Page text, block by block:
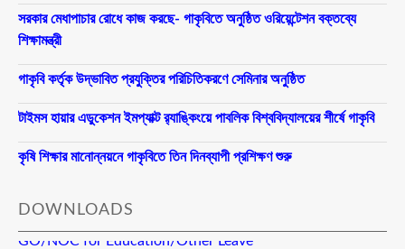
সরকার মেধাপাচার রোধে কাজ করছে- গাকৃবিতে অনুষ্ঠিত ওরিয়েন্টেশন বক্তব্যে
শিক্ষামন্ত্রী
গাকৃবি কর্তৃক উদ্ভাবিত প্রযুক্তির পরিচিতিকরণে সেমিনার অনুষ্ঠিত
টাইমস হায়ার এডুকেশন ইমপ্যাক্ট র‍্যাঙ্কিংয়ে পাবলিক বিশ্ববিদ্যালয়ের শীর্ষে গাকৃবি
কৃষি শিক্ষার মানোন্নয়নে গাকৃবিতে তিন দিনব্যাপী প্রশিক্ষণ শুরু
DOWNLOADS
GO/NOC for Education/Other Leave